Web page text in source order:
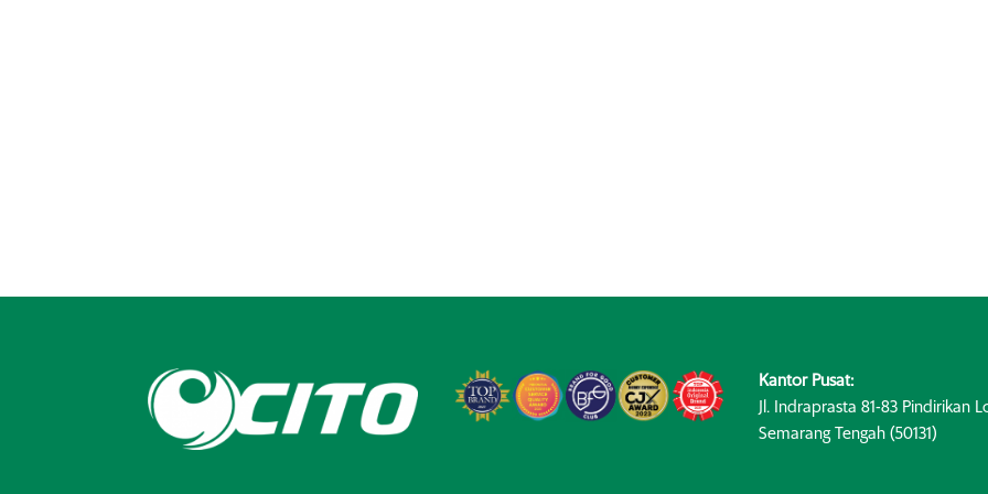
Kantor Pusat:
Jl. Indraprasta 81-83 Pindirikan
Semarang Tengah (50131)